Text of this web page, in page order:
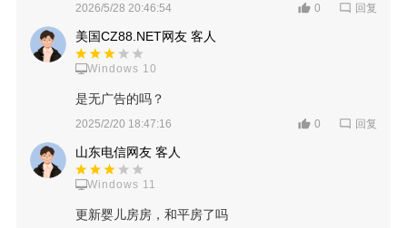
2026/5/28 20:46:54 0 回复
美国CZ88.NET网友 客人
Windows 10
是无广告的吗？
2025/2/20 18:47:16 0 回复
山东电信网友 客人
Windows 11
更新婴儿房房，和平房了吗